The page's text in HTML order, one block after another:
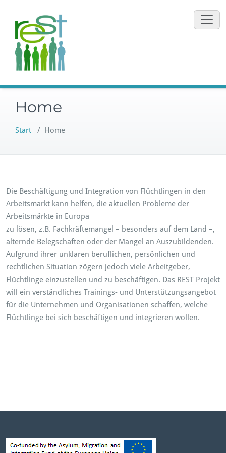
Inhalt
springen
Home
Start / Home
Die Beschäftigung und Integration von Flüchtlingen in den
Arbeitsmarkt kann helfen, die aktuellen Probleme der
Arbeitsmärkte in Europa
zu lösen, z.B. Fachkräftemangel – besonders auf dem Land –,
alternde Belegschaften oder der Mangel an Auszubildenden.
Aufgrund ihrer unklaren beruflichen, persönlichen und
rechtlichen Situation zögern jedoch viele Arbeitgeber,
Flüchtlinge einzustellen und zu beschäftigen. Das REST Projekt
will ein verständliches Trainings- und Unterstützungsangebot
für die Unternehmen und Organisationen schaffen, welche
Flüchtlinge bei sich beschäftigen und integrieren wollen.